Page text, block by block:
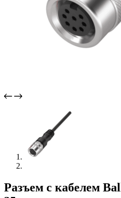
Разъем с кабелем